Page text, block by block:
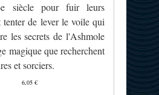
siècle pour fuir leurs
tenter de lever le voile qui
les secrets de l'Ashmole
magique que recherchent
et sorciers.
6,05 €